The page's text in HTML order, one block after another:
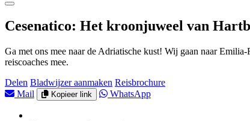
Cesenatico: Het kroonjuweel van
Ga met ons mee naar de Adriatische kust! Wij gaan naar
reiscoaches mee.
Delen Bladwijzer aanmaken Reisbrochure
Mail
Kopieer link WhatsApp